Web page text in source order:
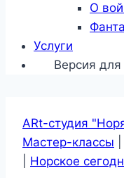
О
Услуги
Версия
ARt-студия
Мастер-классы
Норское